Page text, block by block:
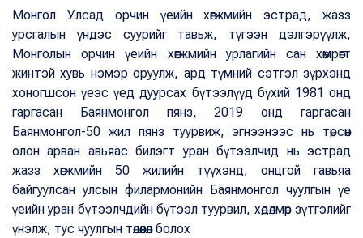
Монгол Улсад орчин үеийн хөгжмийн эстрад, жазз
урсгалын үндэс суурийг тавьж, түгээн дэлгэрүүлж,
Монголын орчин үеийн хөгжмийн урлагийн сан хөмрөгт
жинтэй хувь нэмэр оруулж, ард түмний сэтгэл зүрхэнд
хоногшсон үеэс үед дуурсах бүтээлүүд бүхий 1981 онд
гаргасан Баянмонгол пянз, 2019 онд гаргасан
Баянмонгол-50 жил пянз туурвиж, эгнээнээс нь төрсөн
олон арван авьяас билэгт уран бүтээлчид нь эстрад
жазз хөгжмийн 50 жилийн түүхэнд, онцгой гавьяа
байгуулсан улсын филармонийн Баянмонгол чуулгын үе
үеийн уран бүтээлчдийн бүтээл туурвил, хөдөлмөр зүтгэлийг
үнэлж, тус чуулгын төлөөлөл болох